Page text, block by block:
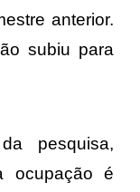
anterior.
subiu para
pesquisa,
ocupação é